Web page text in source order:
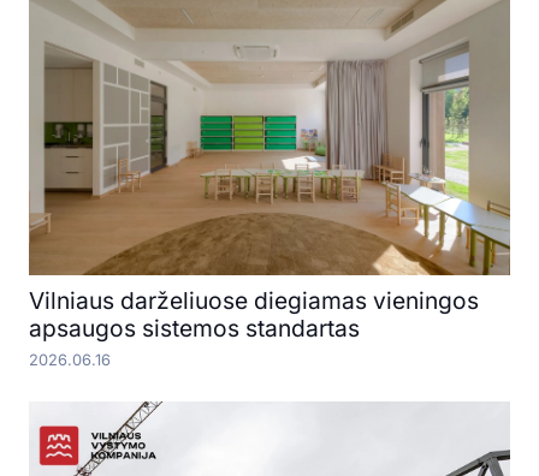
Vilniaus darželiuose diegiamas vieningos
apsaugos sistemos standartas
2026.06.16